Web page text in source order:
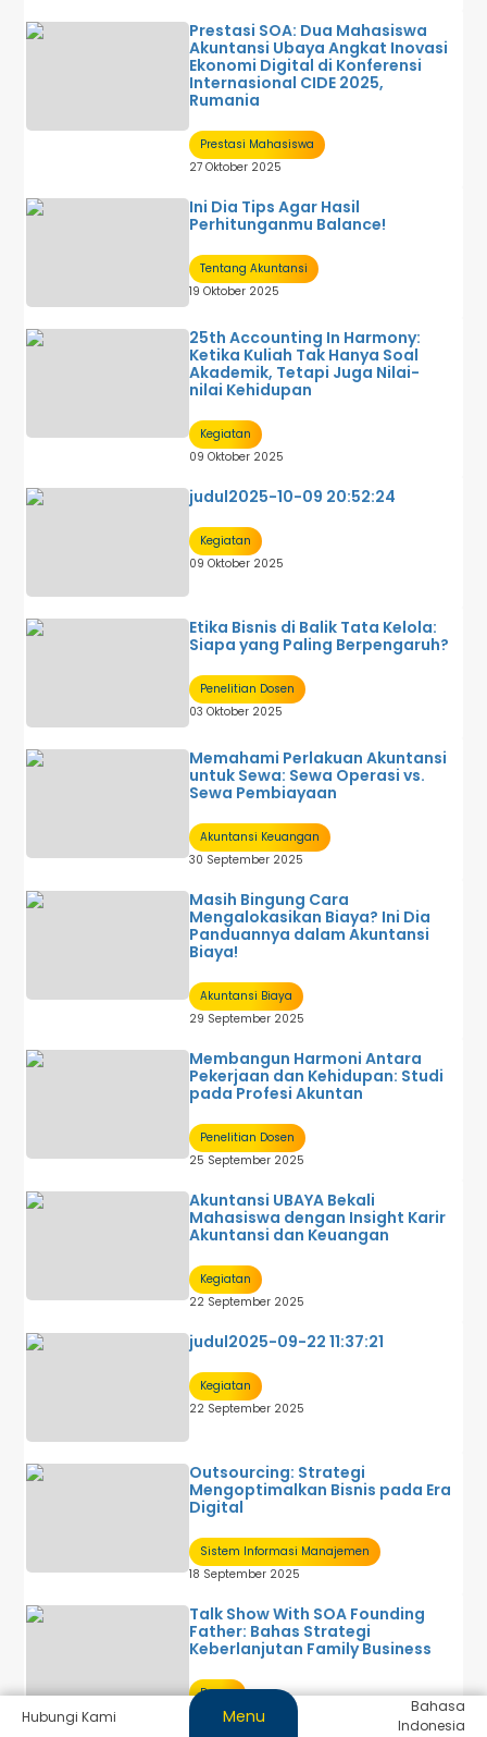
Prestasi SOA: Dua Mahasiswa
Akuntansi Ubaya Angkat Inovasi
Ekonomi Digital di Konferensi
Internasional CIDE 2025,
Rumania
Prestasi Mahasiswa
27 Oktober 2025
Ini Dia Tips Agar Hasil
Perhitunganmu Balance!
Tentang Akuntansi
19 Oktober 2025
25th Accounting In Harmony:
Ketika Kuliah Tak Hanya Soal
Akademik, Tetapi Juga Nilai-
nilai Kehidupan
Kegiatan
09 Oktober 2025
judul2025-10-09 20:52:24
Kegiatan
09 Oktober 2025
Etika Bisnis di Balik Tata Kelola:
Siapa yang Paling Berpengaruh?
Penelitian Dosen
03 Oktober 2025
Memahami Perlakuan Akuntansi
untuk Sewa: Sewa Operasi vs.
Sewa Pembiayaan
Akuntansi Keuangan
30 September 2025
Masih Bingung Cara
Mengalokasikan Biaya? Ini Dia
Panduannya dalam Akuntansi
Biaya!
Akuntansi Biaya
29 September 2025
Membangun Harmoni Antara
Pekerjaan dan Kehidupan: Studi
pada Profesi Akuntan
Penelitian Dosen
25 September 2025
Akuntansi UBAYA Bekali
Mahasiswa dengan Insight Karir
Akuntansi dan Keuangan
Kegiatan
22 September 2025
judul2025-09-22 11:37:21
Kegiatan
22 September 2025
Outsourcing: Strategi
Mengoptimalkan Bisnis pada Era
Digital
Sistem Informasi Manajemen
18 September 2025
Talk Show With SOA Founding
Father: Bahas Strategi
Keberlanjutan Family Business
Dosen
18 September 2025
Hubungi Kami Menu
Bahasa
Indonesia